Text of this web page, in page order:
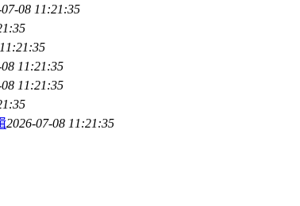
08 11:21:35
11:21:35
11:21:35
2026-07-08 11:21:35